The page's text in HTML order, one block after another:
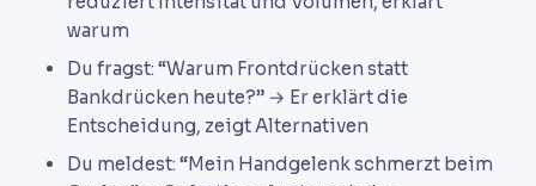
warum
Du fragst: “Warum Frontdrücken statt
Bankdrücken heute?” → Er erklärt die
Entscheidung, zeigt Alternativen
Du meldest: “Mein Handgelenk schmerzt beim